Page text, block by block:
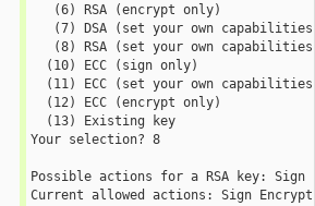
   (6) RSA (encrypt only)
(7) DSA (set your own
(8) RSA (set your own
  (10) ECC (sign only)
(11) ECC (set your own
  (12) ECC (encrypt only)
  (13) Existing key
Your selection? 8
Current allowed actions: Sign